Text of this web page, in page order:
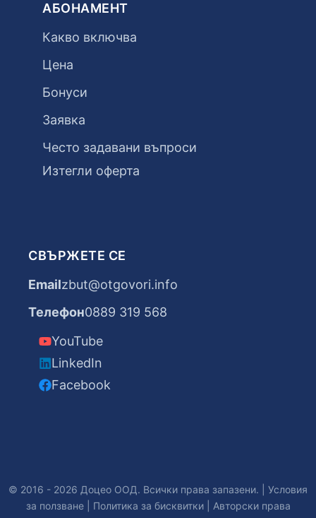
АБОНАМЕНТ
Какво включва
Цена
Бонуси
Заявка
Често задавани въпроси
Изтегли оферта
СВЪРЖЕТЕ СЕ
Emailzbut@otgovori.info
Телефон0889 319 568
YouTube
LinkedIn
Facebook
© 2016 - 2026 Доцео ООД. Всички права запазени. | Условия
за ползване| Политика за бисквитки| Авторски права